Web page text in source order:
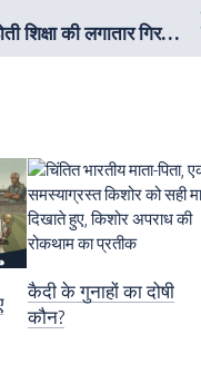
महँगी होती शिक्षा की लगातार गिरती गुणवत्ता
कैदी के गुनाहों का दोषी
कौन?